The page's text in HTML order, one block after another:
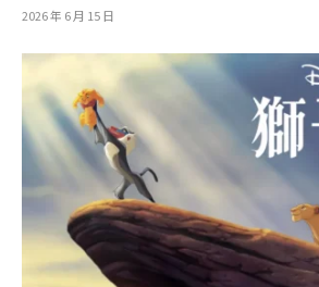
2026 年 6 月 15 日